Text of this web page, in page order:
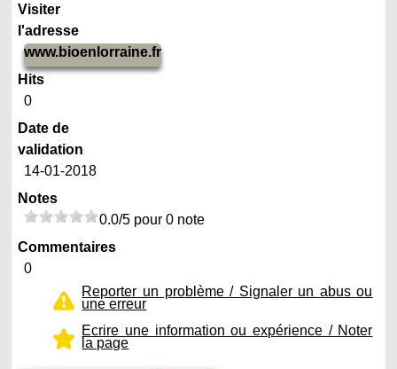
Visiter
l'adresse
www.bioenlorraine.fr
Hits
0
Date de
validation
14-01-2018
Notes
0.0/5 pour 0 note
Commentaires
0
Reporter un problème / Signaler un abus ou
une erreur
Ecrire une information ou expérience / Noter
la page